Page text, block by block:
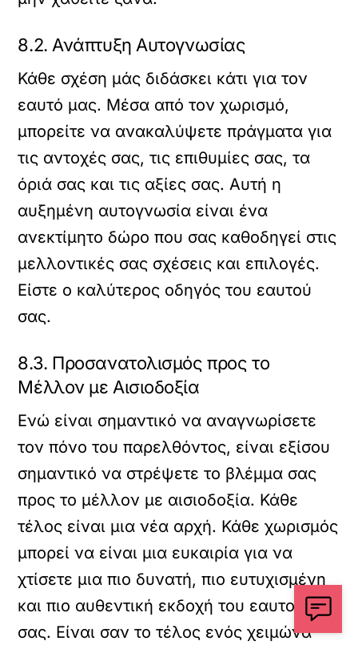
8.2. Ανάπτυξη Αυτογνωσίας
Κάθε σχέση μάς διδάσκει κάτι για τον
εαυτό μας. Μέσα από τον χωρισμό,
μπορείτε να ανακαλύψετε πράγματα για
τις αντοχές σας, τις επιθυμίες σας, τα
όριά σας και τις αξίες σας. Αυτή η
αυξημένη αυτογνωσία είναι ένα
ανεκτίμητο δώρο που σας καθοδηγεί στις
μελλοντικές σας σχέσεις και επιλογές.
Είστε ο καλύτερος οδηγός του εαυτού
σας.
8.3. Προσανατολισμός προς το
Μέλλον με Αισιοδοξία
Ενώ είναι σημαντικό να αναγνωρίσετε
τον πόνο του παρελθόντος, είναι εξίσου
σημαντικό να στρέψετε το βλέμμα σας
προς το μέλλον με αισιοδοξία. Κάθε
τέλος είναι μια νέα αρχή. Κάθε χωρισμός
μπορεί να είναι μια ευκαιρία για να
χτίσετε μια πιο δυνατή, πιο ευτυχισμένη
και πιο αυθεντική εκδοχή του εαυτού
σας. Είναι σαν το τέλος ενός χειμώνα